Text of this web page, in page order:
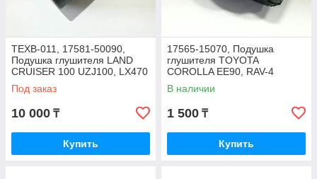
TEXB-011, 17581-50090,
Подушка глушителя LAND
CRUISER 100 UZJ100, LX470
UZJ100
Под заказ
10 000 ₸
Купить
17565-15070, Подушка
глушителя TOYOTA
COROLLA EE90, RAV-4
ACA21, ACA28, MAZDA,
DAIHATSU
В наличии
1 500 ₸
Купить